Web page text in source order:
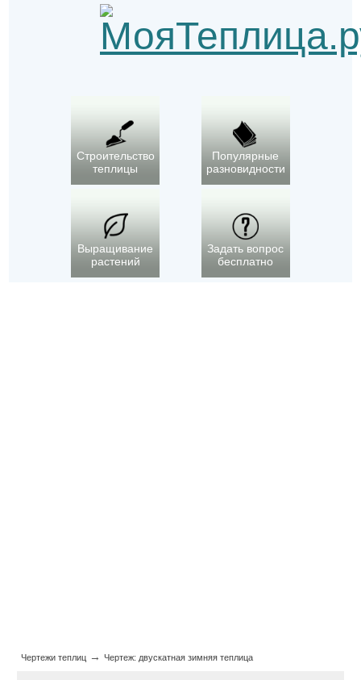
Строительство
теплицы
Популярные
разновидности
Выращивание
растений
Задать вопрос
бесплатно
Чертежи теплиц →Чертеж: двускатная зимняя теплица